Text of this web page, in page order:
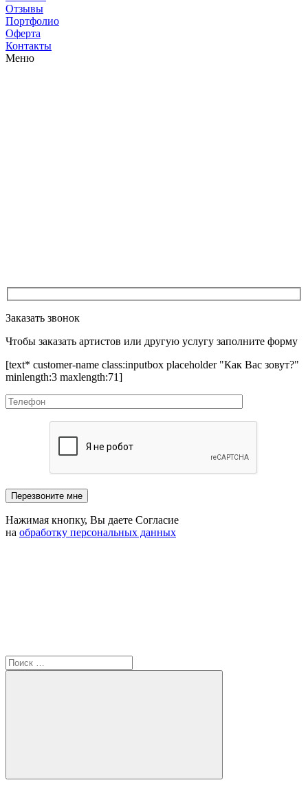
Отзывы
Портфолио
Оферта
Контакты
Меню
Заказать звонок
Чтобы заказать артистов или другую услугу заполните форму
[text* customer-name class:inputbox placeholder "Как Вас зовут?"
minlength:3 maxlength:71]
Нажимая кнопку, Вы даете Согласие
на обработку персональных данных